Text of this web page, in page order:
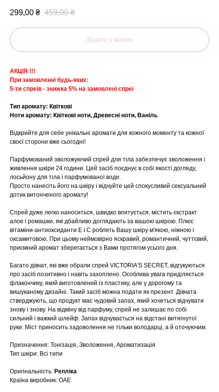
299,00 ₴ 459,00 ₴
Додати у кошик
АКЦІЯ !!!
При замовленні будь-яких:
5-ти спреїв - знижка 5% на замовлені спреї
Тип аромату: Квіткові
Ноти аромату: Квіткові ноти, Древесні ноти, Ваніль
Відкрийте для себе унікальні аромати для кожного моменту та кожної
своєї сторони вже сьогодні!
Парфумований зволожуючий спрей для тіла забезпечує зволоження і
живлення шкіри 24 години. Цей засіб поєднує в собі якості догляду,
лосьйону для тіла і парфумованої води.
Просто нанесіть його на шкіру і відчуйте цей спокусливий сексуальний
дотик витонченого аромату!
Спрей дуже легко наноситься, швидко впитується, містить єкстракт
алое і ромашки, які дбайливо доглядають за вашою шкірою. Плюс
вітаміни-антиоксиданти Е і С роблять Вашу шкіру м'якою, ніжною і
оксамитовою. При цьому неймовірно яскравий, романтичний, чуттєвий,
приємний аромат зберегається з Вами протягом усього дня.
Багато дівчат, які вже обрали спрей VICTORIA'S SECRET, відгукуються
про засіб позитивно і навіть захоплено. Особлива увага приділяється
флакончику, який виготовлений із пластику, але у дорогому та
вишуканому дизайні. Такий засіб можна подати як презент. Дівчата
стверджують, що продукт має чудовий запах, який хочеться відчувати
знову і знову. На відміну від парфуму, спрей не залишає по собі
сильний і важкий шлейф. Запах відчувається на відстані витягнутої
руки. Міст приносить задоволення не тільки володарці, а й оточуючим.
Призначення: Тонізація, Зволоження, Ароматизація
Тип шкіри: Всі типи
Оригінальність: Репліка
Країна виробник: ОАЕ